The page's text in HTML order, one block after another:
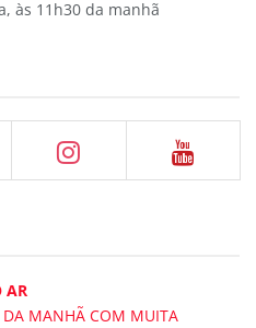
às 11h30 da manhã
AR
DA MANHÃ COM MUITA